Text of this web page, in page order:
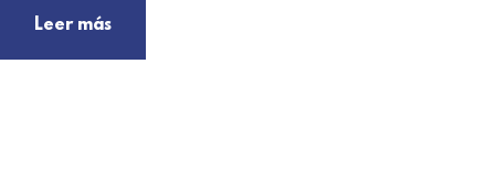
Leer más